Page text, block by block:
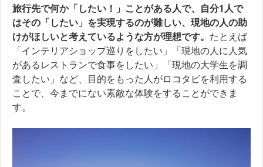
旅行先で何か「したい！」ことがある人で、自分1人で
はその「したい」を実現するのが難しい、現地の人の助
けがほしいと考えているような方が理想です。 たとえば
「インテリアショップ巡りをしたい」「現地の人に人気
があるレストランで食事をしたい」「現地の大学生を調
査したい」など、目的をもった人がロコタビを利用する
ことで、今までにない素敵な体験をすることができま
す。